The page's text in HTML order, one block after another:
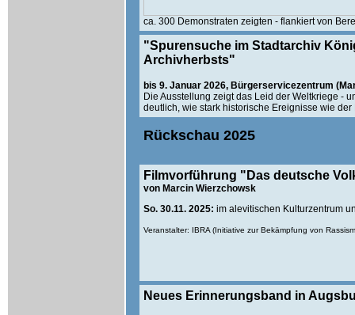
ca. 300 Demonstraten zeigten - flankiert von
"Spurensuche im Stadtarchiv
Archivherbsts"
bis 9. Januar 2026, Bürgerservicezentrum
Die Ausstellung zeigt das Leid der Weltkriege -
deutlich, wie stark historische Ereignisse wie
Rückschau 2025
Filmvorführung "Das deutsche
von Marcin Wierzchowsk
So. 30.11. 2025: im alevitischen Kulturzentrum
Veranstalter: IBRA (Initiative zur Bekämpfung von
Neues Erinnerungsband in